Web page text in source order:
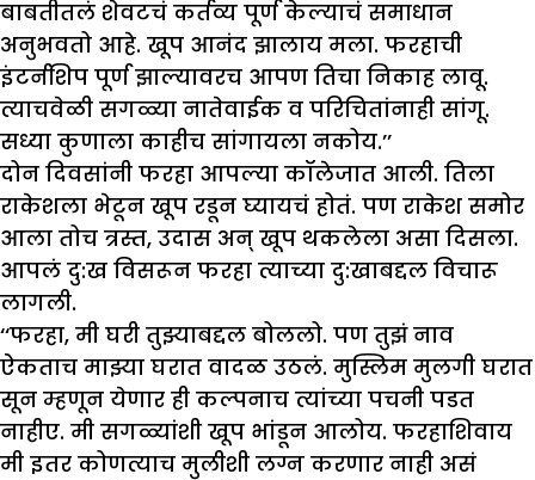
बाबतीतलं शेवटचं कर्तव्य पूर्ण केल्याचं समाधान
अनुभवतो आहे. खूप आनंद झालाय मला. फरहाची
इंटर्नशिप पूर्ण झाल्यावरच आपण तिचा निकाह लावू.
त्याचवेळी सगळ्या नातेवाईक व परिचितांनाही सांगू.
सध्या कुणाला काहीच सांगायला नकोय.’’
दोन दिवसांनी फरहा आपल्या कॉलेजात आली. तिला
राकेशला भेटून खूप रडून घ्यायचं होतं. पण राकेश समोर
आला तोच त्रस्त, उदास अन् खूप थकलेला असा दिसला.
आपलं दु:ख विसरून फरहा त्याच्या दु:खाबद्दल विचारू
लागली.
‘‘फरहा, मी घरी तुझ्याबद्दल बोललो. पण तुझं नाव
ऐकताच माझ्या घरात वादळ उठलं. मुस्लिम मुलगी घरात
सून म्हणून येणार ही कल्पनाच त्यांच्या पचनी पडत
नाहीए. मी सगळ्यांशी खूप भांडून आलोय. फरहाशिवाय
मी इतर कोणत्याच मुलीशी लग्न करणार नाही असं